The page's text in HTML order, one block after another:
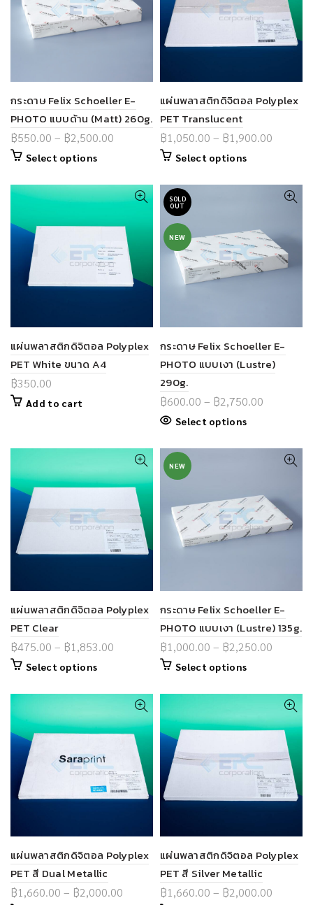
กระดาษ Felix Schoeller E-
PHOTO แบบด้าน (Matt) 260g.
฿550.00 – ฿2,500.00
Select options
แผ่นพลาสติกดิจิตอล Polyplex
PET Translucent
฿1,050.00 – ฿1,900.00
Select options
แผ่นพลาสติกดิจิตอล Polyplex
PET White ขนาด A4
฿350.00
Add to cart
SOLD
OUT
NEW
กระดาษ Felix Schoeller E-
PHOTO แบบเงา (Lustre)
290g.
฿600.00 – ฿2,750.00
Select options
แผ่นพลาสติกดิจิตอล Polyplex
PET Clear
฿475.00 – ฿1,853.00
Select options
NEW
กระดาษ Felix Schoeller E-
PHOTO แบบเงา (Lustre) 135g.
฿1,000.00 – ฿2,250.00
Select options
แผ่นพลาสติกดิจิตอล Polyplex
PET สี Dual Metallic
฿1,660.00 – ฿2,000.00
แผ่นพลาสติกดิจิตอล Polyplex
PET สี Silver Metallic
฿1,660.00 – ฿2,000.00